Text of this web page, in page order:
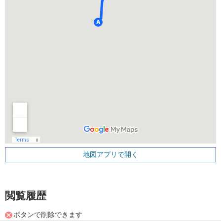
地図アプリで開く
閲覧履歴
ボタンで削除できます